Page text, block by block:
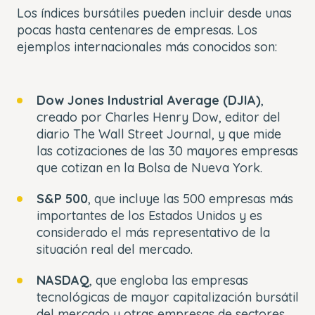
Los índices bursátiles pueden incluir desde unas
pocas hasta centenares de empresas. Los
ejemplos internacionales más conocidos son:
Dow Jones Industrial Average (DJIA),
creado por Charles Henry Dow, editor del
diario The Wall Street Journal, y que mide
las cotizaciones de las 30 mayores empresas
que cotizan en la Bolsa de Nueva York.
S&P 500, que incluye las 500 empresas más
importantes de los Estados Unidos y es
considerado el más representativo de la
situación real del mercado.
NASDAQ, que engloba las empresas
tecnológicas de mayor capitalización bursátil